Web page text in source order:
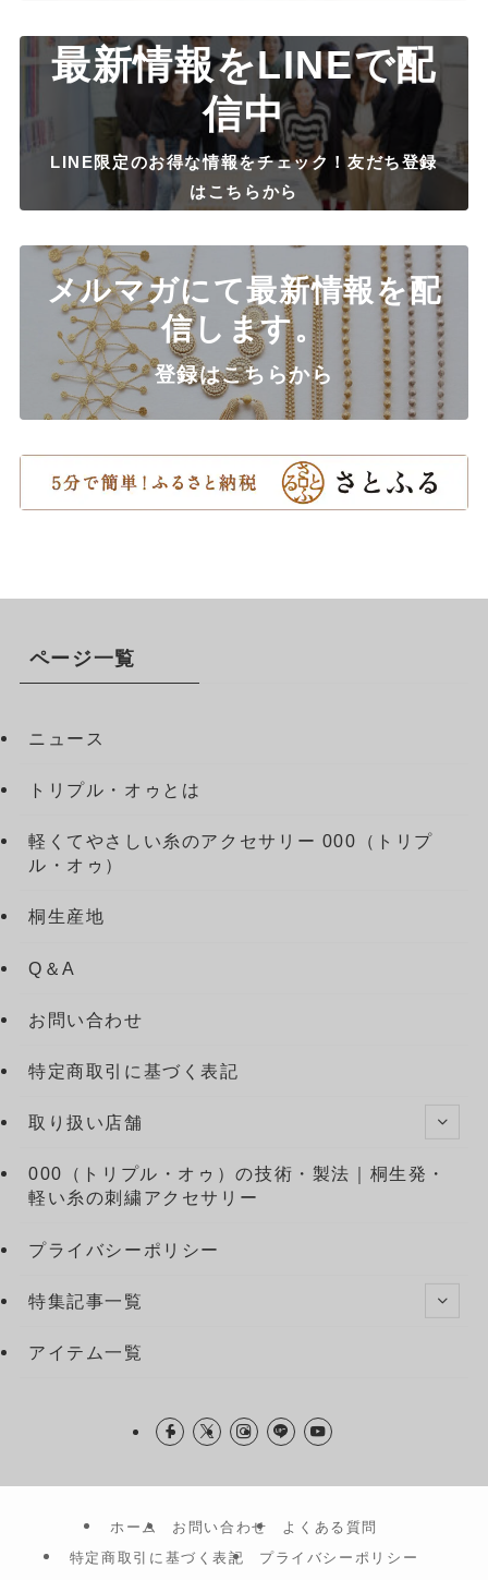
最新情報をLINEで配
信中
LINE限定のお得な情報をチェック！友だち登録
はこちらから
メルマガにて最新情報を配
信します。
登録はこちらから
ページ一覧
ニュース
トリプル・オゥとは
軽くてやさしい糸のアクセサリー 000（トリプ
ル・オゥ）
桐生産地
Q＆A
お問い合わせ
特定商取引に基づく表記
取り扱い店舗
000（トリプル・オゥ）の技術・製法｜桐生発・
軽い糸の刺繍アクセサリー
プライバシーポリシー
特集記事一覧
アイテム一覧
ホーム お問い合わせ
よくある質問
特定商取引に基づく表記
プライバシーポリシー